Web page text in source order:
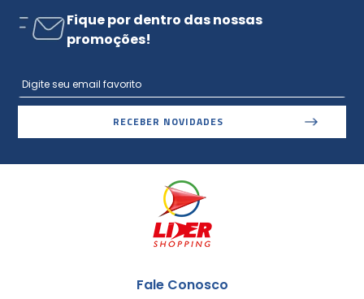
Fique por dentro das nossas
promoções!
RECEBER NOVIDADES
Fale Conosco